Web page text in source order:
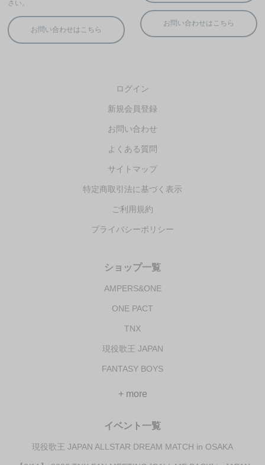
ログイン
新規会員登録
お問い合わせ
よくある質問
サイトマップ
特定商取引法に基づく表示
ご利用規約
プライバシーポリシー
ショップ一覧
AMPERS&ONE
ONE PACT
TNX
現役歌王 JAPAN
FANTASY BOYS
+ more
イベント一覧
現役歌王 JAPAN ALLSTAR DREAM MATCH in OSAKA